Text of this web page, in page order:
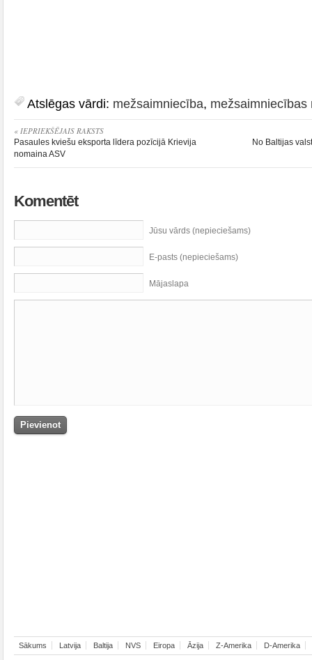
Atslēgas vārdi: mežsaimniecība, mežsaimniecības
« IEPRIEKŠĒJAIS RAKSTS
Pasaules kviešu eksporta līdera pozīcijā Krievija
nomaina ASV
No Baltijas
Komentēt
Jūsu vārds (nepieciešams)
E-pasts (nepieciešams)
Mājaslapa
Sākums Latvija Baltija NVS Eiropa Āzija Z-Amerika D-Amerika